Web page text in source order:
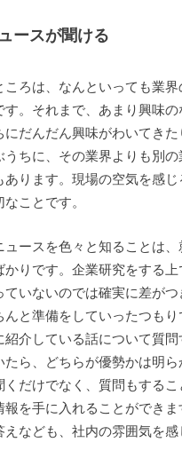
ースが聞ける
ろは、なんといっても業界
す。それまで、あまり興味
にだんだん興味がわいてきた
うちに、その業界よりも別
あります。現場の空気を感
ことです。
ースを色々と知ることは
かりです。企業研究をする上
いないのでは確実に差がつ
んと準備をしていったつも
介している話について質問
ら、どちらが優勢かは明ら
だけでなく、質問もする
報を手に入れることができ
えなども、社内の雰囲気を